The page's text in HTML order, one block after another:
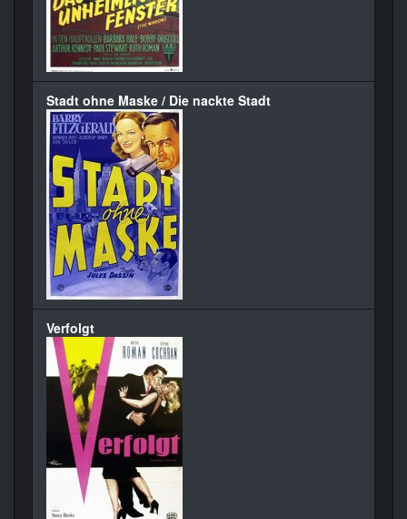
Stadt ohne Maske / Die nackte Stadt
Verfolgt